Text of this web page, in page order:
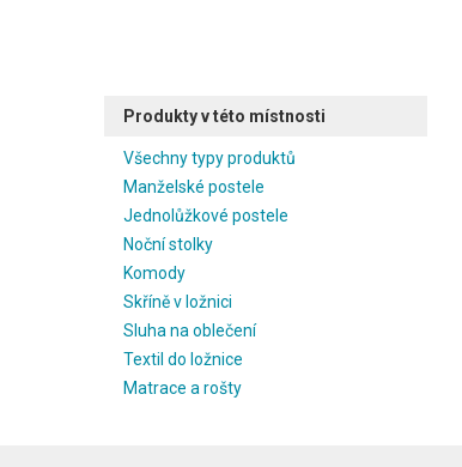
Produkty v této místnosti
Všechny typy produktů
Manželské postele
Jednolůžkové postele
Noční stolky
Komody
Skříně v ložnici
Sluha na oblečení
Textil do ložnice
Matrace a rošty